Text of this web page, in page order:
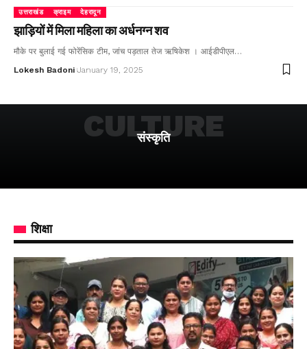
उत्तराखंड क्राइम देहरादून
झाड़ियों में मिला महिला का अर्धनग्न शव
मौके पर बुलाई गई फोरेंसिक टीम, जांच पड़ताल तेज ऋषिकेश । आईडीपीएल…
Lokesh Badoni January 19, 2025
संस्कृति
CULTURE
शिक्षा